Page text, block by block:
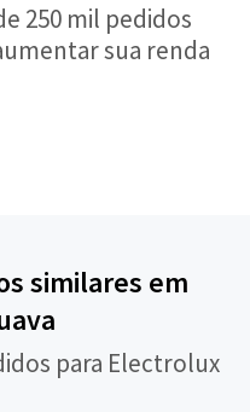
250 mil pedidos
sua renda
similares em
para Electrolux